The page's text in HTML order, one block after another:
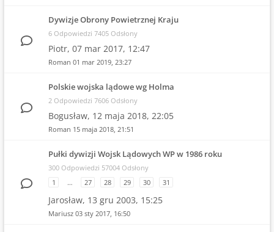
Dywizje Obrony Powietrznej Kraju
6 Odpowiedzi 7405 Odsłony
Piotr, 07 mar 2017, 12:47
Roman 01 mar 2019, 23:27
Polskie wojska lądowe wg Holma
2 Odpowiedzi 7606 Odsłony
Bogusław, 12 maja 2018, 22:05
Roman 15 maja 2018, 21:51
Pułki dywizji Wojsk Lądowych WP w 1986 roku
300 Odpowiedzi 57004 Odsłony
1
… 27 28 29 30 31
Jarosław, 13 gru 2003, 15:25
Mariusz 03 sty 2017, 16:50